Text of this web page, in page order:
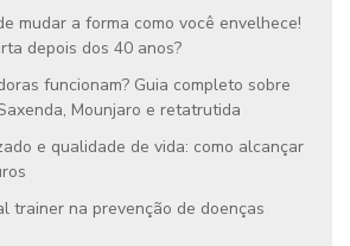
mudar a forma como você envelhece!
depois dos 40 anos?
funcionam? Guia completo sobre
Mounjaro e retatrutida
e qualidade de vida: como alcançar
trainer na prevenção de doenças